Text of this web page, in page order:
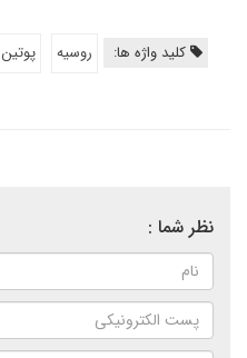
کلید واژه ها: روسیه پوتین
نظر شما :